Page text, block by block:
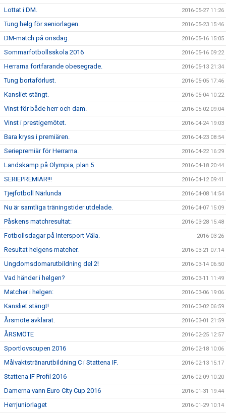
Lottat i DM. 2016-05-27 11:26
Tung helg för seniorlagen. 2016-05-23 15:46
DM-match på onsdag. 2016-05-16 15:05
Sommarfotbollsskola 2016 2016-05-16 09:22
Herrarna fortfarande obesegrade. 2016-05-13 21:34
Tung bortaförlust. 2016-05-05 17:46
Kansliet stängt. 2016-05-04 10:22
Vinst för både herr och dam. 2016-05-02 09:04
Vinst i prestigemötet. 2016-04-24 19:03
Bara kryss i premiären. 2016-04-23 08:54
Seriepremiär för Herrarna. 2016-04-22 16:29
Landskamp på Olympia, plan 5 2016-04-18 20:44
SERIEPREMIÄR!!! 2016-04-12 09:41
Tjejfotboll Närlunda 2016-04-08 14:54
Nu är samtliga träningstider utdelade. 2016-04-07 15:09
Påskens matchresultat: 2016-03-28 15:48
Fotbollsdagar på Intersport Väla. 2016-03-26
Resultat helgens matcher. 2016-03-21 07:14
Ungdomsdomarutbildning del 2! 2016-03-14 06:50
Vad händer i helgen? 2016-03-11 11:49
Matcher i helgen: 2016-03-06 19:06
Kansliet stängt! 2016-03-02 06:59
Årsmöte avklarat. 2016-03-01 21:59
ÅRSMÖTE 2016-02-25 12:57
Sportlovscupen 2016 2016-02-18 10:06
Målvaktstränarutbildning C i Stattena IF. 2016-02-13 15:17
Stattena IF Profil 2016 2016-02-09 10:20
Damerna vann Euro City Cup 2016 2016-01-31 19:44
Herrjuniorlaget 2016-01-29 10:14